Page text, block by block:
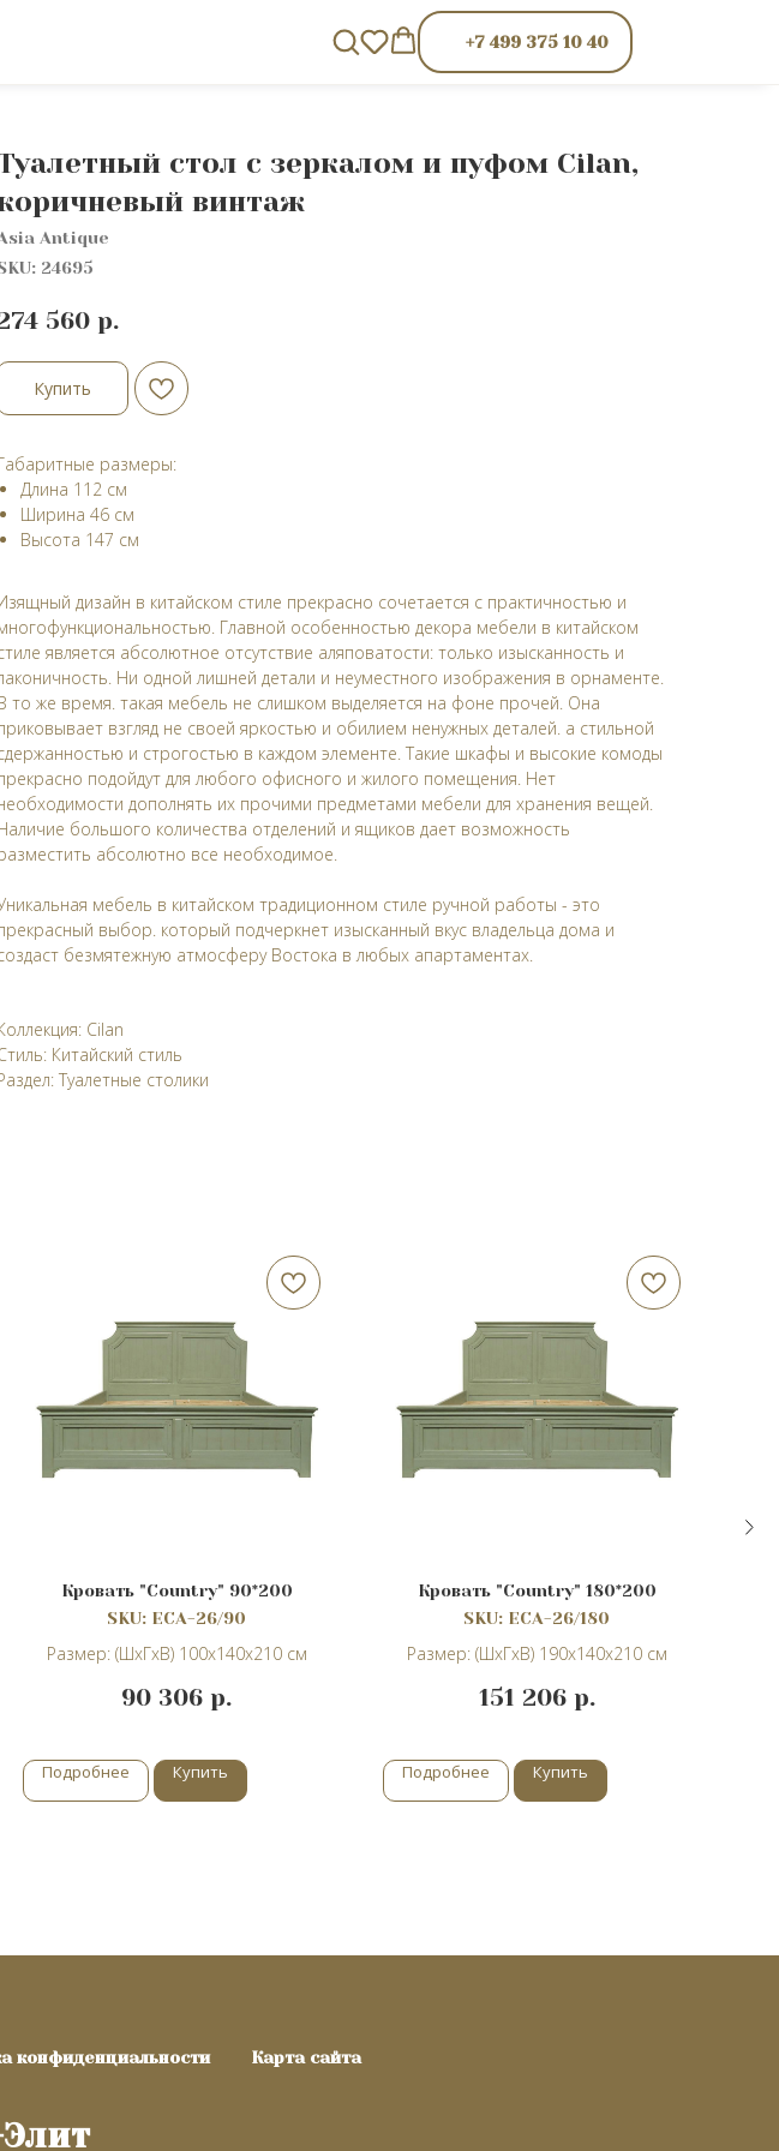
+7 499 375 10 40
стол с зеркалом и пуфом Cilan,
винтаж
Antique
24695
560 р.
Купить
размеры:
Длина 112 см
Ширина 46 см
Высота 147 cм
дизайн в китайском стиле прекрасно сочетается с практичностью и
Главной особенностью декора мебели в китайском
является абсолютное отсутствие аляповатости: только изысканность и
Ни одной лишней детали и неуместного изображения в орнаменте.
то же время. такая мебель не слишком выделяется на фоне прочей. Она
взгляд не своей яркостью и обилием ненужных деталей. а стильной
и строгостью в каждом элементе. Такие шкафы и высокие комоды
подойдут для любого офисного и жилого помещения. Нет
дополнять их прочими предметами мебели для хранения вещей.
большого количества отделений и ящиков дает возможность
абсолютно все необходимое.
мебель в китайском традиционном стиле ручной работы - это
выбор. который подчеркнет изысканный вкус владельца дома и
безмятежную атмосферу Востока в любых апартаментах.
Cilan
Китайский стиль
Туалетные столики
Кровать "Сountry" 90*200
SKU: ECA-26/90
Размер: (ШхГхВ) 100х140х210 см
90 306 р.
Подробнее Купить
Кровать "Сountry" 180*200
SKU: ECA-26/180
Размер: (ШхГхВ) 190х140х210 см
151 206 р.
Подробнее Купить
конфиденциальности Карта сайта